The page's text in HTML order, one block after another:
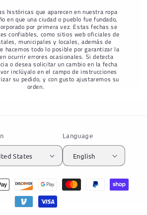
históricas que aparecen en nuestra ropa
en que una ciudad o pueblo fue fundado,
por primera vez. Estas fechas se
confiables, como sitios web oficiales de
municipales y locales, además de
hacemos todo lo posible por garantizar la
ocurrir errores ocasionales. Si detecta
o desea solicitar un cambio en la fecha
inclúyalo en el campo de instrucciones
su pedido, y con gusto ajustaremos su
orden.
States
Language
English